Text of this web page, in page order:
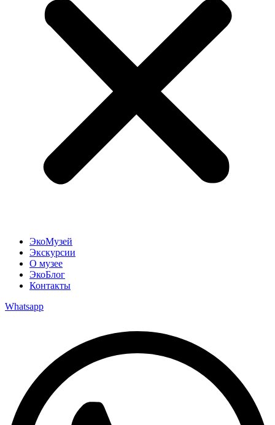
ЭкоМузей
Экскурсии
О музее
ЭкоБлог
Контакты
Whatsapp